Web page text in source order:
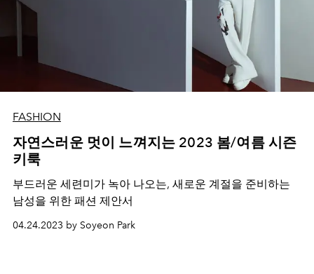
FASHION
자연스러운 멋이 느껴지는 2023 봄/여름 시즌
키룩
부드러운 세련미가 녹아 나오는, 새로운 계절을 준비하는
남성을 위한 패션 제안서
04.24.2023 by Soyeon Park